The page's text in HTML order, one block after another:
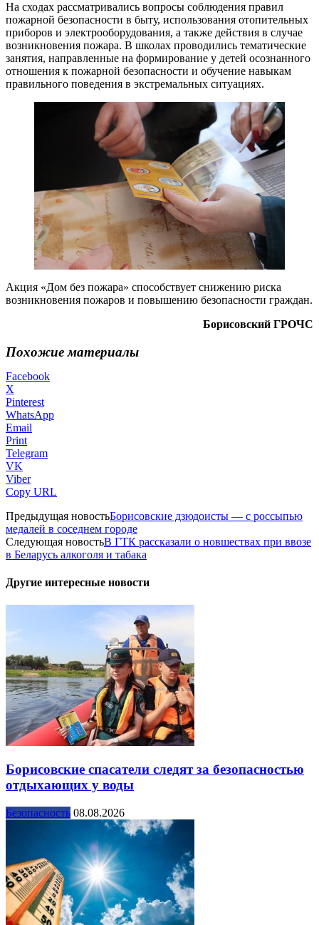
На сходах рассматривались вопросы соблюдения правил
пожарной безопасности в быту, использования отопительных
приборов и электрооборудования, а также действия в случае
возникновения пожара. В школах проводились тематические
занятия, направленные на формирование у детей осознанного
отношения к пожарной безопасности и обучение навыкам
правильного поведения в экстремальных ситуациях.
Акция «Дом без пожара» способствует снижению риска
возникновения пожаров и повышению безопасности граждан.
Борисовский ГРОЧС
Похожие материалы
Facebook
X
Pinterest
WhatsApp
Email
Print
Telegram
VK
Viber
Copy URL
Предыдущая новостьБорисовские дзюдоисты — с россыпью
медалей в соседнем городе
Следующая новостьВ ГТК рассказали о новшествах при ввозе
в Беларусь алкоголя и табака
Другие интересные новости
Борисовские спасатели следят за безопасностью
отдыхающих у воды
Безопасность 08.08.2026